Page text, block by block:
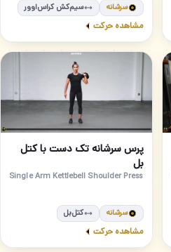
سرشانه سیم‌کش کراس‌اوور
مشاهده حرکت
پرس سرشانه تک دست با کتل
بل
Single Arm Kettlebell Shoulder Press
سرشانه کتل‌بل
مشاهده حرکت